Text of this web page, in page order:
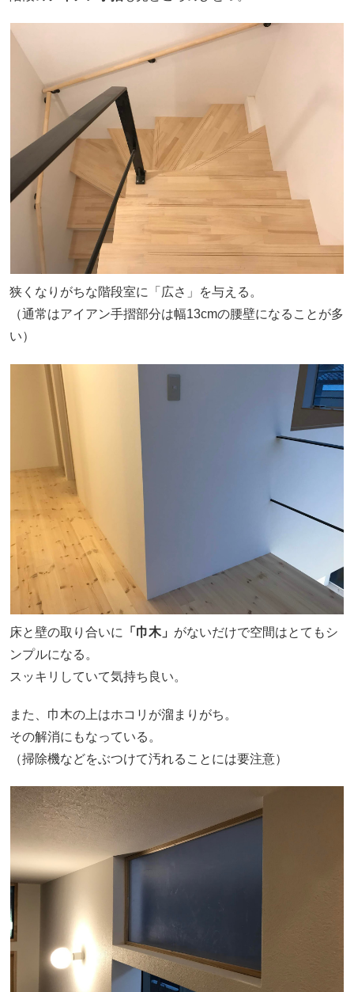
狭くなりがちな階段室に「広さ」を与える。
（通常はアイアン手摺部分は幅13cmの腰壁になることが多
い）
床と壁の取り合いに 「巾木」 がないだけで空間はとてもシ
ンプルになる。
スッキリしていて気持ち良い。
また、巾木の上はホコリが溜まりがち。
その解消にもなっている。
（掃除機などをぶつけて汚れることには要注意）